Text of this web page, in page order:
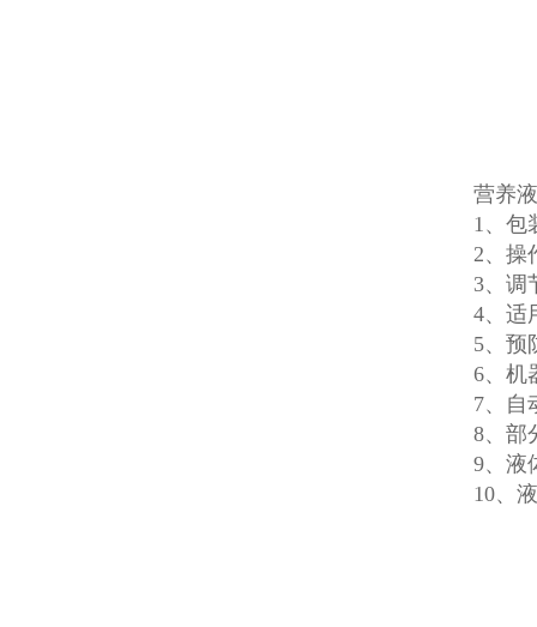
营养
1、包
2、操
3、调
4、适
5、预
6、机
7、自
8、部
9、液
10、